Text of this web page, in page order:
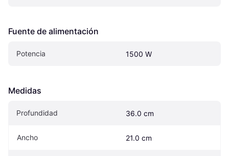
Fuente de alimentación
Potencia 1500 W
Medidas
Profundidad 36.0 cm
Ancho 21.0 cm